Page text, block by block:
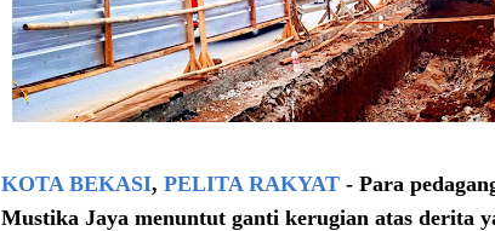
KOTA BEKASI, PELITA RAKYAT - Para
Mustika Jaya menuntut ganti kerugian atas derita